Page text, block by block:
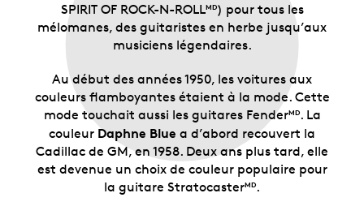
SPIRIT OF ROCK-N-ROLLMD) pour tous les
mélomanes, des guitaristes en herbe jusqu’aux
musiciens légendaires.
Au début des années 1950, les voitures aux
couleurs flamboyantes étaient à la mode. Cette
mode touchait aussi les guitares FenderMD. La
couleur Daphne Blue a d’abord recouvert la
Cadillac de GM, en 1958. Deux ans plus tard, elle
est devenue un choix de couleur populaire pour
la guitare StratocasterMD.